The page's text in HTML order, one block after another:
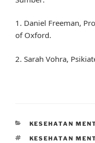
1. Daniel Freeman,
of Oxford.
2. Sarah Vohra,
CATEGORIES
KESEHATAN
TAGS
KESEHATAN